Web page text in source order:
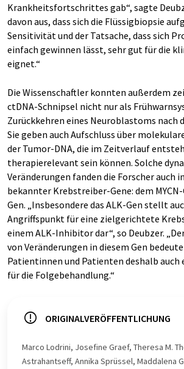
Krankheitsfortschrittes gab“, sagte
davon aus, dass sich die Flüssigbiopsie
Sensitivität und der Tatsache, dass sich
einfach gewinnen lässt, sehr gut für die
eignet.“
Die Wissenschaftler konnten außerdem
ctDNA-Schnipsel nicht nur als
Zurückkehren eines Neuroblastoms nach
Sie geben auch Aufschluss über
der Tumor-DNA, die im Zeitverlauf
therapierelevant sein können. Solche
Veränderungen fanden die Forscher auch
bekannter Krebstreiber-Gene: dem MYCN-
Gen. „Insbesondere das ALK-Gen stellt
Angriffspunkt für eine zielgerichtete
einem ALK-Inhibitor dar“, so Deubzer.
von Veränderungen in diesem Gen
Patientinnen und Patienten deshalb auch
für die Folgebehandlung.“
ORIGINALVERÖFFENTLICHUNG
Marco Lodrini, Josefine Graef, Theresa M.
Astrahantseff, Annika Sprüssel, Maddalena